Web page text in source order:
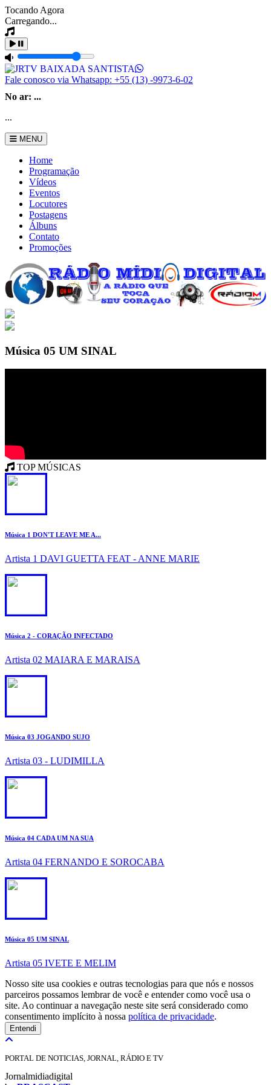
Tocando Agora
Carregando...
Fale conosco via Whatsapp: +55 (13) -9973-6-02
No ar: ...
...
MENU
Home
Programação
Vídeos
Eventos
Locutores
Postagens
Álbuns
Contato
Promoções
Música 05 UM SINAL
TOP MÚSICAS
Música 1 DON'T LEAVE ME A...
Artista 1 DAVI GUETTA FEAT - ANNE MARIE
Música 2 - CORAÇÃO INFECTADO
Artista 02 MAIARA E MARAISA
Música 03 JOGANDO SUJO
Artista 03 - LUDIMILLA
Música 04 CADA UM NA SUA
Artista 04 FERNANDO E SOROCABA
Música 05 UM SINAL
Artista 05 IVETE E MELIM
Nosso site usa cookies e outras tecnologias para que nós e nossos
parceiros possamos lembrar de você e entender como você usa o
site. Ao continuar a navegação neste site será considerado como
consentimento implícito à nossa política de privacidade.
Entendi
PORTAL DE NOTICIAS, JORNAL, RÁDIO E TV
Jornalmidiadigital